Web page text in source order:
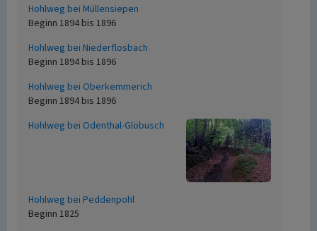
Hohlweg bei Müllensiepen
Beginn 1894 bis 1896
Hohlweg bei Niederflosbach
Beginn 1894 bis 1896
Hohlweg bei Oberkemmerich
Beginn 1894 bis 1896
Hohlweg bei Odenthal-Glöbusch
Hohlweg bei Peddenpohl
Beginn 1825